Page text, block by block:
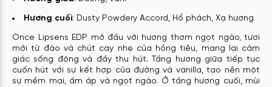
Hương cuối: Dusty Powdery Accord, Hổ phách, Xạ hương
Once Lipsens EDP mở đầu với hương thơm ngọt ngào, tươi
mới từ đào và chút cay nhẹ của hồng tiêu, mang lại cảm
giác sống động và đầy thu hút. Tầng hương giữa tiếp tục
cuốn hút với sự kết hợp của đường và vanilla, tạo nên một
sự mềm mại, ấm áp và ngọt ngào. Ở tầng hương cuối, mùi